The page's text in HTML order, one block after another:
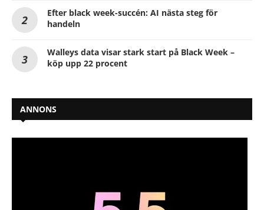
Efter black week-succén: AI nästa steg för
handeln
Walleys data visar stark start på Black Week –
köp upp 22 procent
ANNONS